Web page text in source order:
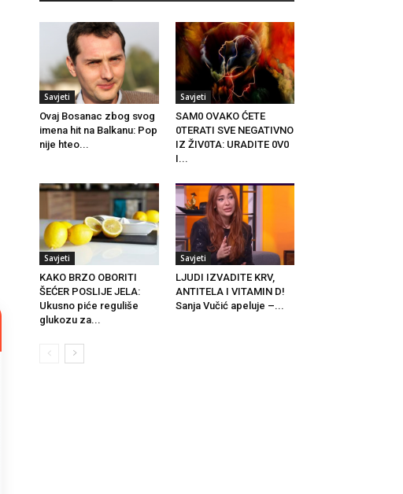
Savjeti
Ovaj Bosanac zbog svog
imena hit na Balkanu: Pop
nije hteo...
Savjeti
SAM0 OVAKO ĆETE
0TERATI SVE NEGATIVNO
IZ ŽIV0TA: URADITE 0V0
I...
Savjeti
KAKO BRZO OBORITI
ŠEĆER POSLIJE JELA:
Ukusno piće reguliše
glukozu za...
Savjeti
LJUDI IZVADITE KRV,
ANTITELA I VITAMIN D!
Sanja Vučić apeluje –...